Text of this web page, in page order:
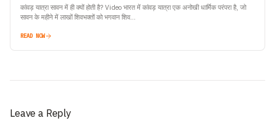
कांवड़ यात्रा सावन में ही क्यों होती है? Video भारत में कांवड़ यात्रा एक अनोखी धार्मिक परंपरा है, जो
सावन के महीने में लाखों शिवभक्तों को भगवान शिव…
READ NOW
Leave a Reply